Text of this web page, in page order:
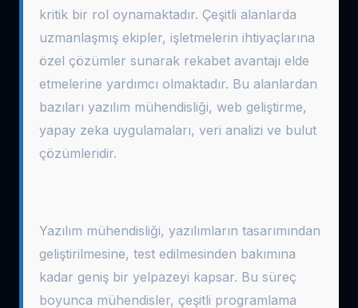
kritik bir rol oynamaktadır. Çeşitli alanlarda
uzmanlaşmış ekipler, işletmelerin ihtiyaçlarına
özel çözümler sunarak rekabet avantajı elde
etmelerine yardımcı olmaktadır. Bu alanlardan
bazıları yazılım mühendisliği, web geliştirme,
yapay zeka uygulamaları, veri analizi ve bulut
çözümleridir.
Yazılım mühendisliği, yazılımların tasarımından
geliştirilmesine, test edilmesinden bakımına
kadar geniş bir yelpazeyi kapsar. Bu süreç
boyunca mühendisler, çeşitli programlama